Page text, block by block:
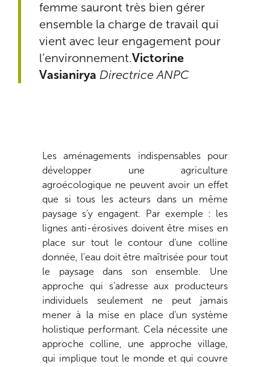
femme sauront très bien gérer
ensemble la charge de travail qui
vient avec leur engagement pour
l’environnement.Victorine
Vasianirya Directrice ANPC
Les aménagements indispensables pour
développer une agriculture
agroécologique ne peuvent avoir un effet
que si tous les acteurs dans un même
paysage s’y engagent. Par exemple : les
lignes anti-érosives doivent être mises en
place sur tout le contour d’une colline
donnée, l’eau doit être maîtrisée pour tout
le paysage dans son ensemble. Une
approche qui s’adresse aux producteurs
individuels seulement ne peut jamais
mener à la mise en place d’un système
holistique performant. Cela nécessite une
approche colline, une approche village,
qui implique tout le monde et qui couvre